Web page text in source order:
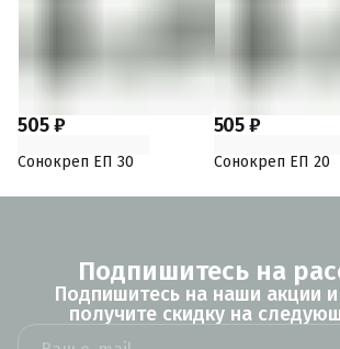
505 ₽
Сонокреп ЕП 30
505 ₽
Сонокреп ЕП 20
Подпишитесь на
Подпишитесь на наши акции
получите скидку на